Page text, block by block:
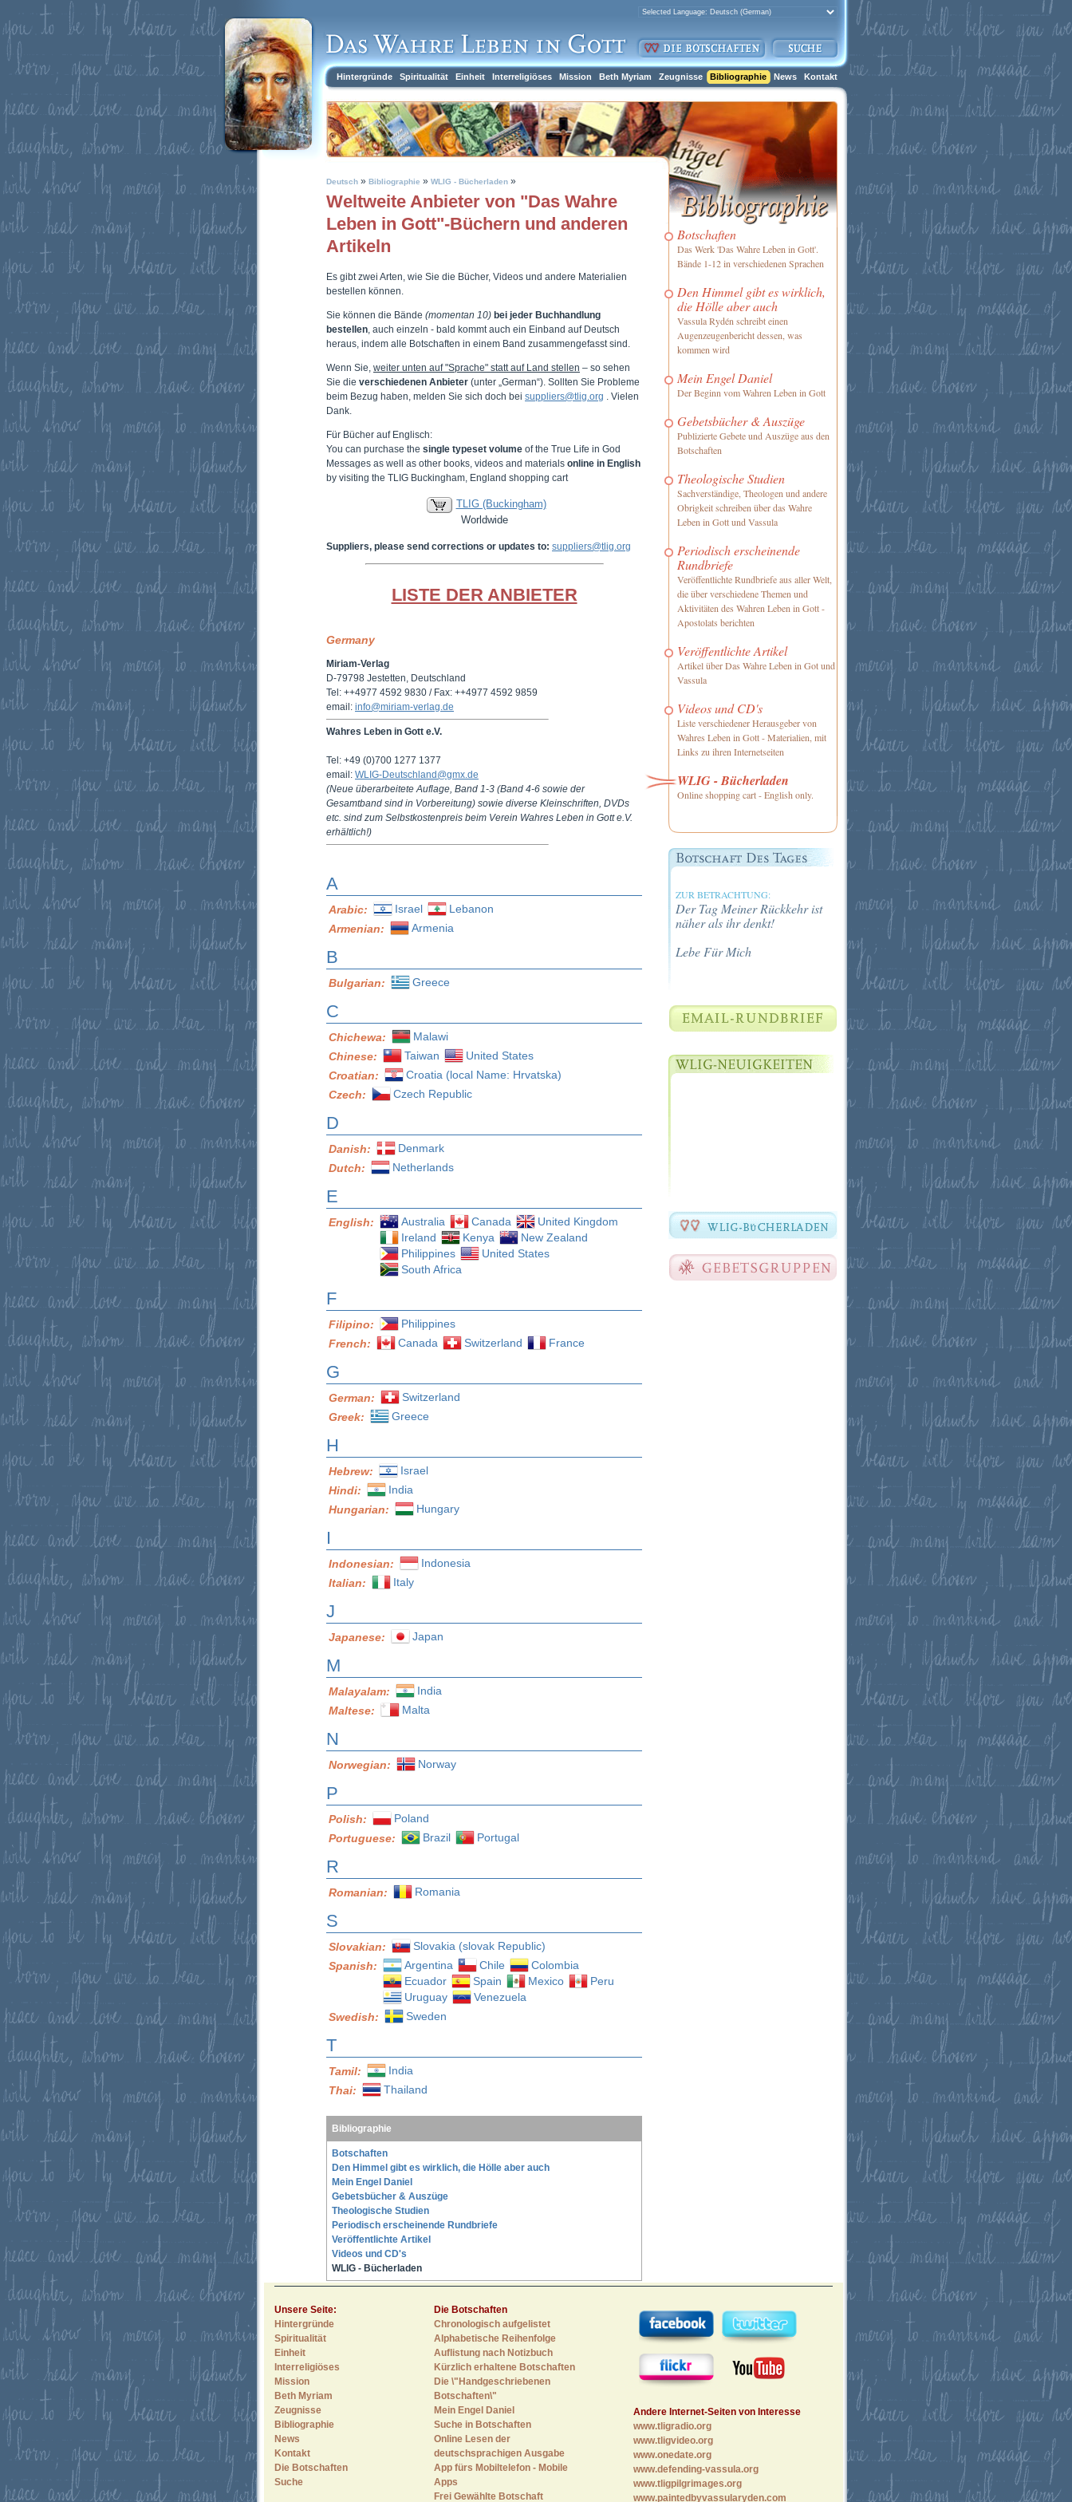
Hintergründe Spiritualität Einheit Interreligiöses Mission Beth Myriam Zeugnisse Bibliographie News Kontakt
Deutsch » Bibliographie » WLIG - Bücherladen »
Weltweite Anbieter von "Das Wahre
Leben in Gott"-Büchern und anderen
Artikeln
Es gibt zwei Arten, wie Sie die Bücher, Videos und andere Materialien
bestellen können.
Sie können die Bände (momentan 10) bei jeder Buchhandlung
bestellen , auch einzeln - bald kommt auch ein Einband auf Deutsch
heraus, indem alle Botschaften in einem Band zusammengefasst sind.
Wenn Sie, weiter unten auf "Sprache" statt auf Land stellen – so sehen
Sie die verschiedenen Anbieter (unter „German“). Sollten Sie Probleme
beim Bezug haben, melden Sie sich doch bei suppliers@tlig.org . Vielen
Dank.
Für Bücher auf Englisch:
You can purchase the single typeset volume of the True Life in God
Messages as well as other books, videos and materials online in English
by visiting the TLIG Buckingham, England shopping cart
TLIG (Buckingham)
Worldwide
Suppliers, please send corrections or updates to: suppliers@tlig.org
LISTE DER ANBIETER
Germany
Miriam-Verlag
D-79798 Jestetten, Deutschland
Tel: ++4977 4592 9830 / Fax: ++4977 4592 9859
email: info@miriam-verlag.de
Wahres Leben in Gott e.V.
Tel: +49 (0)700 1277 1377
email: WLIG-Deutschland@gmx.de
(Neue überarbeitete Auflage, Band 1-3 (Band 4-6 sowie der
Gesamtband sind in Vorbereitung) sowie diverse Kleinschriften, DVDs
etc. sind zum Selbstkostenpreis beim Verein Wahres Leben in Gott e.V.
erhältlich!)
A
Arabic: Israel
Lebanon
Armenian:
Armenia
B
Bulgarian: Greece
C
Chichewa:
Malawi
Chinese:
Taiwan
United States
Croatian:
Croatia (local Name: Hrvatska)
Czech:
Czech Republic
D
Danish:
Denmark
Dutch:
Netherlands
E
English: Australia Canada
United Kingdom
Ireland
Kenya
New Zealand
Philippines
United States
South Africa
F
Filipino:
Philippines
French:
Canada Switzerland France
G
German:
Switzerland
Greek:
Greece
H
Hebrew:
Israel
Hindi:
India
Hungarian:
Hungary
I
Indonesian:
Indonesia
Italian:
Italy
J
Japanese: Japan
M
Malayalam:
India
Maltese:
Malta
N
Norwegian: Norway
P
Polish:
Poland
Portuguese:
Brazil Portugal
R
Romanian: Romania
S
Slovakian:
Slovakia (slovak Republic)
Spanish:
Argentina Chile
Colombia
Ecuador
Spain Mexico
Peru
Uruguay
Venezuela
Swedish:
Sweden
T
Tamil:
India
Thai:
Thailand
Bibliographie
Botschaften
Den Himmel gibt es wirklich, die Hölle aber auch
Mein Engel Daniel
Gebetsbücher & Auszüge
Theologische Studien
Periodisch erscheinende Rundbriefe
Veröffentlichte Artikel
Videos und CD's
WLIG - Bücherladen
Botschaften
Das Werk 'Das Wahre Leben in Gott'.
Bände 1-12 in verschiedenen Sprachen
Den Himmel gibt es wirklich,
die Hölle aber auch
Vassula Rydén schreibt einen
Augenzeugenbericht dessen, was
kommen wird
Mein Engel Daniel
Der Beginn vom Wahren Leben in Gott
Gebetsbücher & Auszüge
Publizierte Gebete und Auszüge aus den
Botschaften
Theologische Studien
Sachverständige, Theologen und andere
Obrigkeit schreiben über das Wahre
Leben in Gott und Vassula
Periodisch erscheinende
Rundbriefe
Veröffentlichte Rundbriefe aus aller Welt,
die über verschiedene Themen und
Aktivitäten des Wahren Leben in Gott -
Apostolats berichten
Veröffentlichte Artikel
Artikel über Das Wahre Leben in Got und
Vassula
Videos und CD's
Liste verschiedener Herausgeber von
Wahres Leben in Gott - Materialien, mit
Links zu ihren Internetseiten
WLIG - Bücherladen
Online shopping cart - English only.
ZUR BETRACHTUNG:
Der Tag Meiner Rückkehr ist
näher als ihr denkt!
Lebe Für Mich
Unsere Seite:
Hintergründe
Spiritualität
Einheit
Interreligiöses
Mission
Beth Myriam
Zeugnisse
Bibliographie
News
Kontakt
Die Botschaften
Suche
Die Botschaften
Chronologisch aufgelistet
Alphabetische Reihenfolge
Auflistung nach Notizbuch
Kürzlich erhaltene Botschaften
Die \"Handgeschriebenen
Botschaften\"
Mein Engel Daniel
Suche in Botschaften
Online Lesen der
deutschsprachigen Ausgabe
App fürs Mobiltelefon - Mobile
Apps
Frei Gewählte Botschaft
Andere Internet-Seiten von Interesse
www.tligradio.org
www.tligvideo.org
www.onedate.org
www.defending-vassula.org
www.tligpilgrimages.org
www.paintedbyvassularyden.com